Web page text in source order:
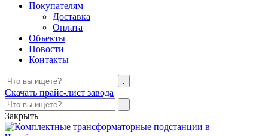
Покупателям
Доставка
Оплата
Объекты
Новости
Контакты
Скачать прайс-лист завода
Закрыть